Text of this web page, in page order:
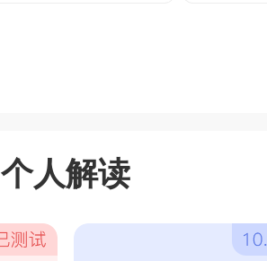
个人解读